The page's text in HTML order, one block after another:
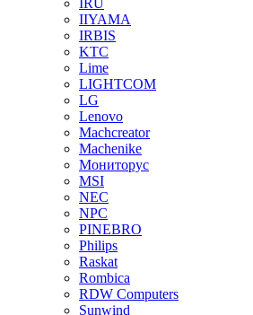
IRU
IIYAMA
IRBIS
KTC
Lime
LIGHTCOM
LG
Lenovo
Machcreator
Machenike
Мониторус
MSI
NEC
NPC
PINEBRO
Philips
Raskat
Rombica
RDW Computers
Sunwind